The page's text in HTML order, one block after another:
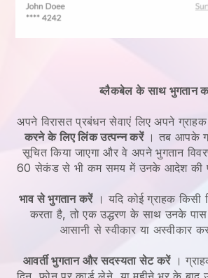
ब्लैकबेल के साथ भुगतान
अपने विरासत प्रबंधन सेवाएंलिए अपने
करने के लिए लिंक उत्पन्न करें। तब आपके
सूचित किया जाएगा और वे अपने भुगतान
60 सेकंड से भी कम समय में उनके आदेश की
भाव से भुगतान करें। यदि कोई ग्राहक किसी
करता है, तो एक उद्धरण के साथ उनके
आसानी से स्वीकार या अस्वीकार
आवर्ती भुगतान और सदस्यता सेट करें।